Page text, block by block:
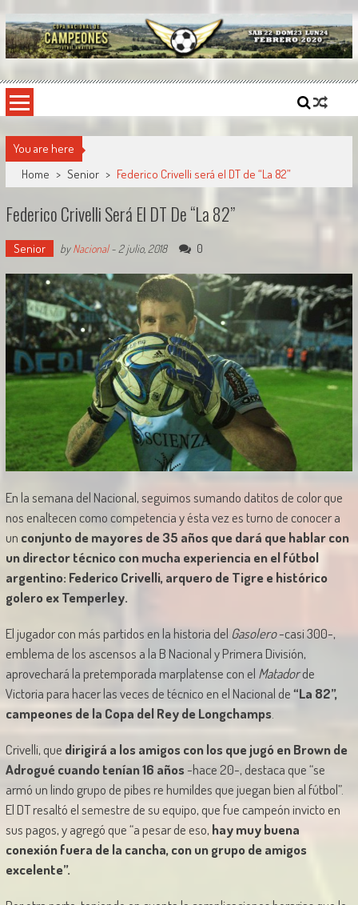
to
content
Copa Nacional de Campeones
You are here
Home > Senior > Federico Crivelli será el DT de “La 82”
Federico Crivelli Será El DT De “La 82”
Senior byNacional- 2 julio, 2018 0
En la semana del Nacional, seguimos sumando datitos de color que
nos enaltecen como competencia y ésta vez es turno de conocer a
un conjunto de mayores de 35 años que dará que hablar con
un director técnico con mucha experiencia en el fútbol
argentino: Federico Crivelli, arquero de Tigre e histórico
golero ex Temperley.
El jugador con más partidos en la historia del Gasolero-casi 300-,
emblema de los ascensos a la B Nacional y Primera División,
aprovechará la pretemporada marplatense con el Matadorde
Victoria para hacer las veces de técnico en el Nacional de“La 82”,
campeones de la Copa del Rey de Longchamps.
Crivelli, que dirigirá a los amigos con los que jugó en Brown de
Adrogué cuando tenían 16 años -hace 20-, destaca que “se
armó un lindo grupo de pibes re humildes que juegan bien al fútbol”.
El DT resaltó el semestre de su equipo, que fue campeón invicto en
sus pagos, y agregó que “a pesar de eso, hay muy buena
conexión fuera de la cancha, con un grupo de amigos
excelente”.